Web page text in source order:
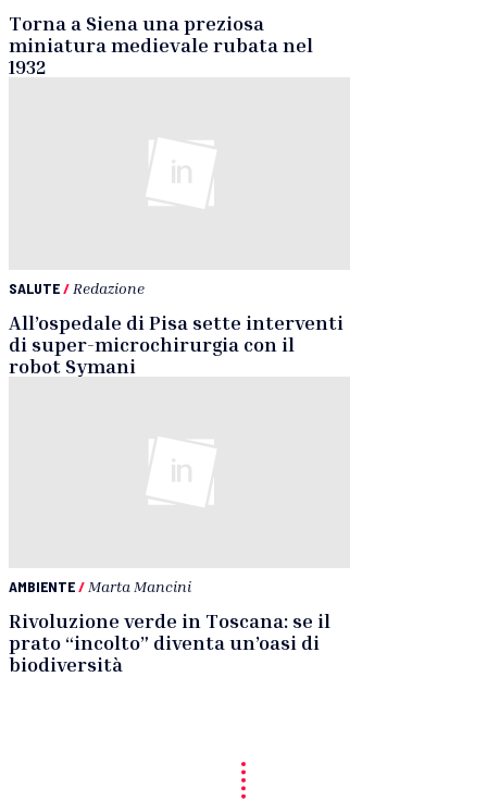
Torna a Siena una preziosa
miniatura medievale rubata nel
1932
SALUTE/ Redazione
All’ospedale di Pisa sette interventi
di super-microchirurgia con il
robot Symani
AMBIENTE/ Marta Mancini
Rivoluzione verde in Toscana: se il
prato “incolto” diventa un’oasi di
biodiversità